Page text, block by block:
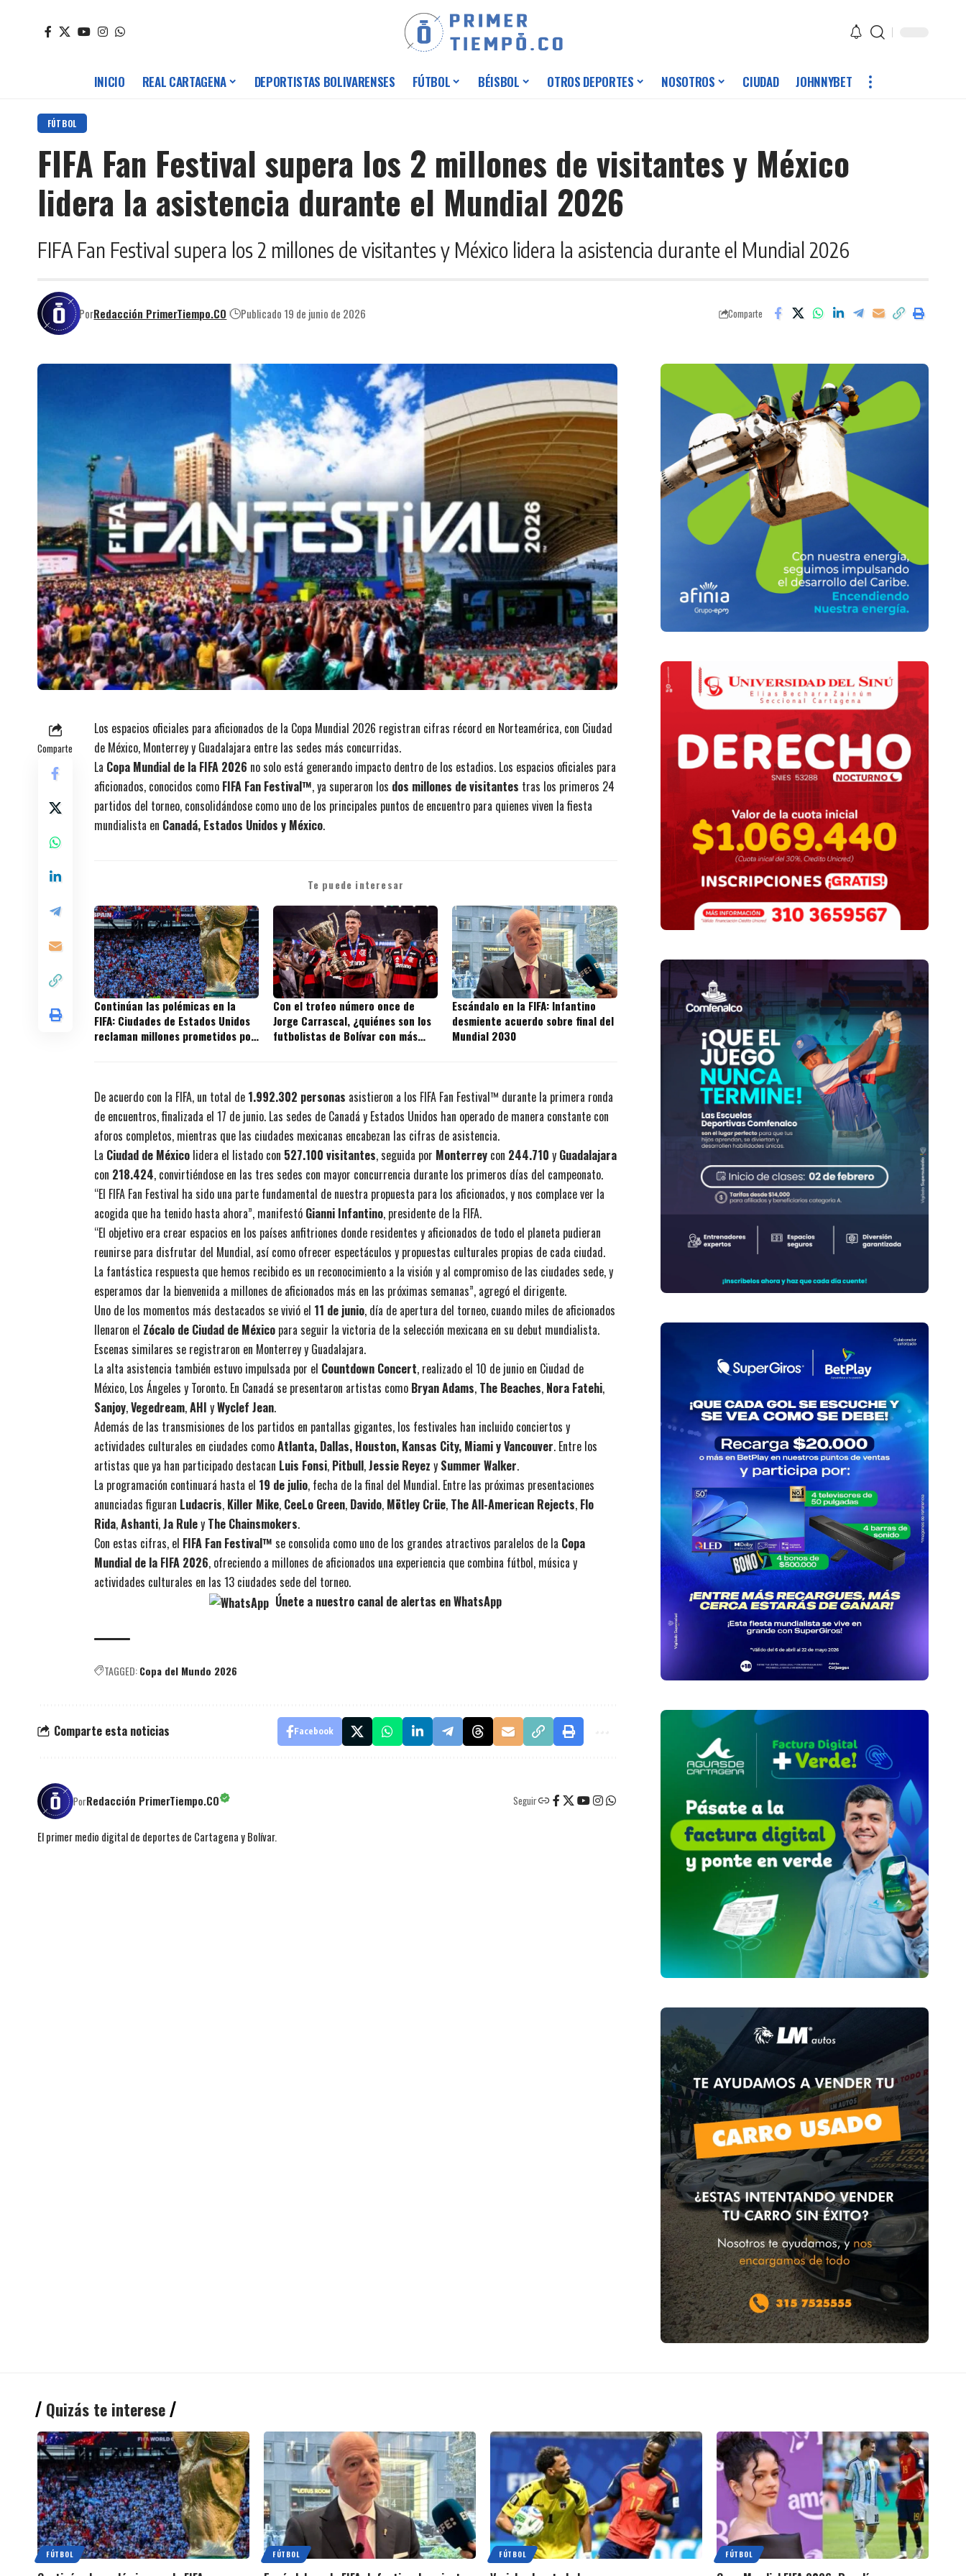
INICIO REAL CARTAGENA DEPORTISTAS BOLIVARENSES FÚTBOL BÉISBOL OTROS DEPORTES NOSOTROS CIUDAD JOHNNYBET
FÚTBOL
FIFA Fan Festival supera los 2 millones de visitantes y México
lidera la asistencia durante el Mundial 2026
FIFA Fan Festival supera los 2 millones de visitantes y México lidera la asistencia durante el Mundial 2026
PorRedacción PrimerTiempo.CO Publicado 19 de junio de 2026 Comparte
Comparte
Los espacios oficiales para aficionados de la Copa Mundial 2026 registran cifras récord en Norteamérica, con Ciudad
de México, Monterrey y Guadalajara entre las sedes más concurridas.
La Copa Mundial de la FIFA 2026 no solo está generando impacto dentro de los estadios. Los espacios oficiales para
aficionados, conocidos como FIFA Fan Festival™, ya superaron los dos millones de visitantes tras los primeros 24
partidos del torneo, consolidándose como uno de los principales puntos de encuentro para quienes viven la fiesta
mundialista en Canadá, Estados Unidos y México.
Te puede interesar
Continúan las polémicas en la
FIFA: Ciudades de Estados Unidos
reclaman millones prometidos por
Con el trofeo número once de
Jorge Carrascal, ¿quiénes son los
futbolistas de Bolívar con más
Escándalo en la FIFA: Infantino
desmiente acuerdo sobre final del
Mundial 2030
De acuerdo con la FIFA, un total de 1.992.302 personas asistieron a los FIFA Fan Festival™ durante la primera ronda
de encuentros, finalizada el 17 de junio. Las sedes de Canadá y Estados Unidos han operado de manera constante con
aforos completos, mientras que las ciudades mexicanas encabezan las cifras de asistencia.
La Ciudad de México lidera el listado con 527.100 visitantes, seguida por Monterrey con 244.710 y Guadalajara
con 218.424, convirtiéndose en las tres sedes con mayor concurrencia durante los primeros días del campeonato.
“El FIFA Fan Festival ha sido una parte fundamental de nuestra propuesta para los aficionados, y nos complace ver la
acogida que ha tenido hasta ahora”, manifestó Gianni Infantino, presidente de la FIFA.
“El objetivo era crear espacios en los países anfitriones donde residentes y aficionados de todo el planeta pudieran
reunirse para disfrutar del Mundial, así como ofrecer espectáculos y propuestas culturales propias de cada ciudad.
La fantástica respuesta que hemos recibido es un reconocimiento a la visión y al compromiso de las ciudades sede, y
esperamos dar la bienvenida a millones de aficionados más en las próximas semanas”, agregó el dirigente.
Uno de los momentos más destacados se vivió el 11 de junio, día de apertura del torneo, cuando miles de aficionados
llenaron el Zócalo de Ciudad de México para seguir la victoria de la selección mexicana en su debut mundialista.
Escenas similares se registraron en Monterrey y Guadalajara.
La alta asistencia también estuvo impulsada por el Countdown Concert, realizado el 10 de junio en Ciudad de
México, Los Ángeles y Toronto. En Canadá se presentaron artistas como Bryan Adams, The Beaches, Nora Fatehi,
Sanjoy,Vegedream,AHI yWyclef Jean.
Además de las transmisiones de los partidos en pantallas gigantes, los festivales han incluido conciertos y
actividades culturales en ciudades comoAtlanta, Dallas, Houston, Kansas City, Miami y Vancouver. Entre los
artistas que ya han participado destacan Luis Fonsi, Pitbull,Jessie Reyez y Summer Walker.
La programación continuará hasta el 19 de julio, fecha de la final del Mundial. Entre las próximas presentaciones
anunciadas figuran Ludacris, Killer Mike, CeeLo Green, Davido, Mötley Crüe, The All-American Rejects, Flo
Rida,Ashanti,Ja Ruley The Chainsmokers.
Con estas cifras, el FIFA Fan Festival™ se consolida como uno de los grandes atractivos paralelos de la Copa
Mundial de la FIFA 2026, ofreciendo a millones de aficionados una experiencia que combina fútbol, música y
actividades culturales en las 13 ciudades sede del torneo.
Únete a nuestro canal de alertas en WhatsApp
TAGGED:Copa del Mundo 2026
Comparte esta noticias Facebook
PorRedacción PrimerTiempo.CO Seguir
El primer medio digital de deportes de Cartagena y Bolívar.
Quizás te interese
FÚTBOL FÚTBOL FÚTBOL FÚTBOL